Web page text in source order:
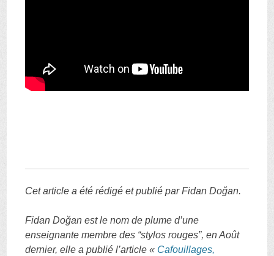
Cet article a été rédigé et publié par Fidan Doğan.
Fidan Doğan est le nom de plume d’une
enseignante membre des “stylos rouges”, en Août
dernier, elle a publié l’article « Cafouillages,